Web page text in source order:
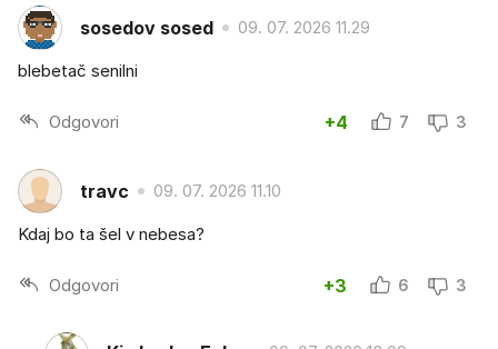
sosedov sosed 09. 07. 2026 11.29
blebetač senilni
Odgovori +4 7 3
travc 09. 07. 2026 11.10
Kdaj bo ta šel v nebesa?
Odgovori +3 6 3